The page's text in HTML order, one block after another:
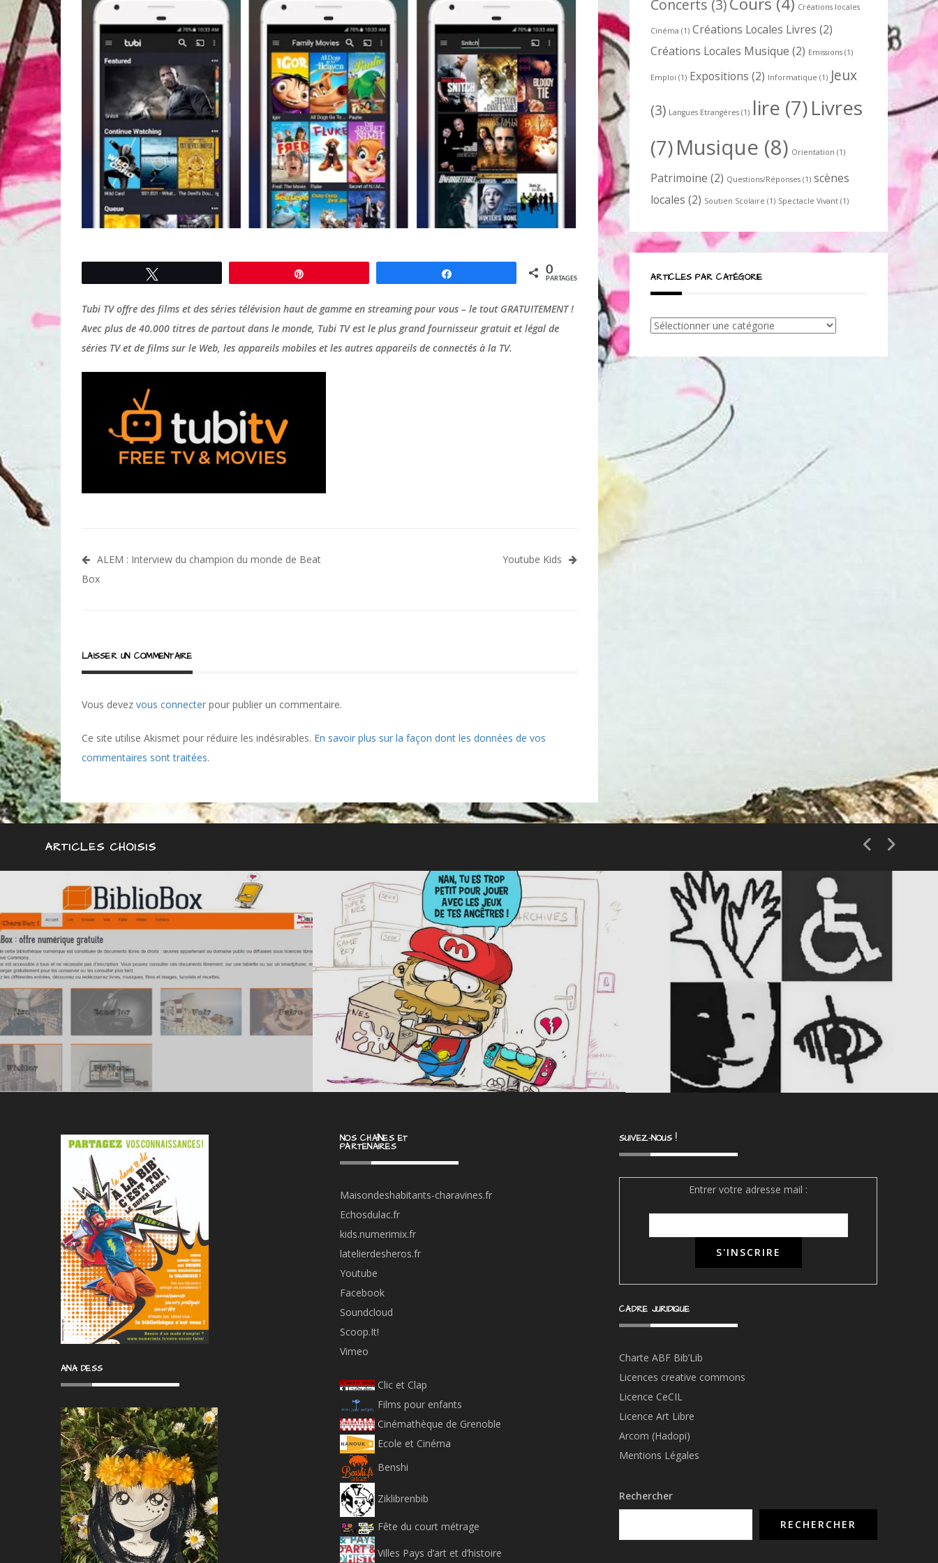
0
PARTAGES
Tubi TV offre des films et des séries télévision haut de gamme en streaming pour vous – le tout GRATUITEMENT !
Avec plus de 40.000 titres de partout dans le monde, Tubi TV est le plus grand fournisseur gratuit et légal de
séries TV et de films sur le Web, les appareils mobiles et les autres appareils de connectés à la TV.
Navigation
de
ALEM : Interview du champion du monde de Beat
Box
Youtube Kids
LAISSER UN COMMENTAIRE
Vous devez vous connecter pour publier un commentaire.
Ce site utilise Akismet pour réduire les indésirables. En savoir plus sur la façon dont les données de vos
commentaires sont traitées.
Concerts (3) Créations locales
Cinéma (1) Créations Locales Livres (2)
Créations Locales Musique (2) Emissions (1)
Emploi (1) Expositions (2) Informatique (1) Jeux
(3) Langues Etrangères (1) lire (7)Livres
(7)Musique (8) Orientation (1)
Patrimoine (2) Questions/Réponses (1) scènes
locales (2) Soutien Scolaire (1) Spectacle Vivant (1)
ARTICLES PAR CATÉGORIE
Articles
ARTICLES CHOISIS
ANA DESS
NOS CHAÎNES ET
PARTENAIRES
Maisondeshabitants-charavines.fr
Echosdulac.fr
kids.numerimix.fr
latelierdesheros.fr
Youtube
Facebook
Soundcloud
Scoop.It!
Vimeo
Clic et Clap
Films pour enfants
Cinémathèque de Grenoble
Ecole et Cinéma
Benshi
Ziklibrenbib
Fête du court métrage
Villes Pays d’art et d’histoire
SUIVEZ-NOUS !
Entrer votre adresse mail :
CADRE JURIDIQUE
Charte ABF Bib’Lib
Licences creative commons
Licence CeCIL
Licence Art Libre
Arcom (Hadopi)
Mentions Légales
Rechercher
RECHERCHER